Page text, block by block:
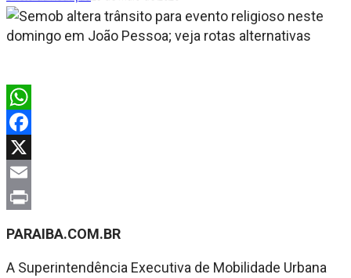
WhatsApp
Facebook
X
Email
PARAIBA.COM.BR
A Superintendência Executiva de Mobilidade Urbana